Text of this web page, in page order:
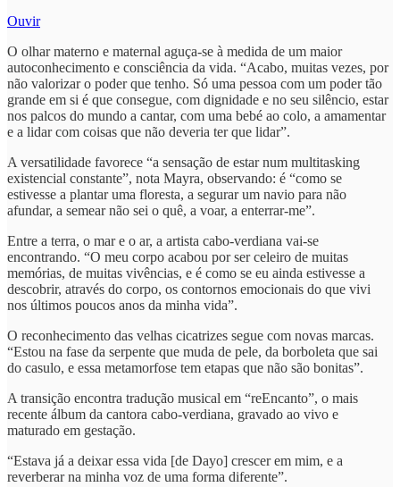
Ouvir
O olhar materno e maternal aguça-se à medida de um maior
autoconhecimento e consciência da vida. “Acabo, muitas vezes, por
não valorizar o poder que tenho. Só uma pessoa com um poder tão
grande em si é que consegue, com dignidade e no seu silêncio, estar
nos palcos do mundo a cantar, com uma bebé ao colo, a amamentar
e a lidar com coisas que não deveria ter que lidar”.
A versatilidade favorece “a sensação de estar num multitasking
existencial constante”, nota Mayra, observando: é “como se
estivesse a plantar uma floresta, a segurar um navio para não
afundar, a semear não sei o quê, a voar, a enterrar-me”.
Entre a terra, o mar e o ar, a artista cabo-verdiana vai-se
encontrando. “O meu corpo acabou por ser celeiro de muitas
memórias, de muitas vivências, e é como se eu ainda estivesse a
descobrir, através do corpo, os contornos emocionais do que vivi
nos últimos poucos anos da minha vida”.
O reconhecimento das velhas cicatrizes segue com novas marcas.
“Estou na fase da serpente que muda de pele, da borboleta que sai
do casulo, e essa metamorfose tem etapas que não são bonitas”.
A transição encontra tradução musical em “reEncanto”, o mais
recente álbum da cantora cabo-verdiana, gravado ao vivo e
maturado em gestação.
“Estava já a deixar essa vida [de Dayo] crescer em mim, e a
reverberar na minha voz de uma forma diferente”.